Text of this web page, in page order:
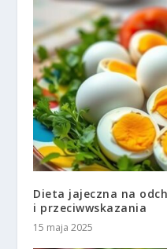
Dieta jajeczna na
i przeciwwskazania
15 maja 2025